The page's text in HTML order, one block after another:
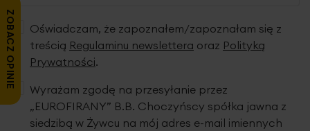
Oświadczam, że zapoznałem/zapoznałam się z
treścią Regulaminu newslettera oraz Polityką
Prywatności.
Wyrażam zgodę na przesyłanie przez
„EUROFIRANY” B.B. Choczyńscy spółka jawna z
siedzibą w Żywcu na mój adres e-mail imiennych
ZOBACZ OPINIE